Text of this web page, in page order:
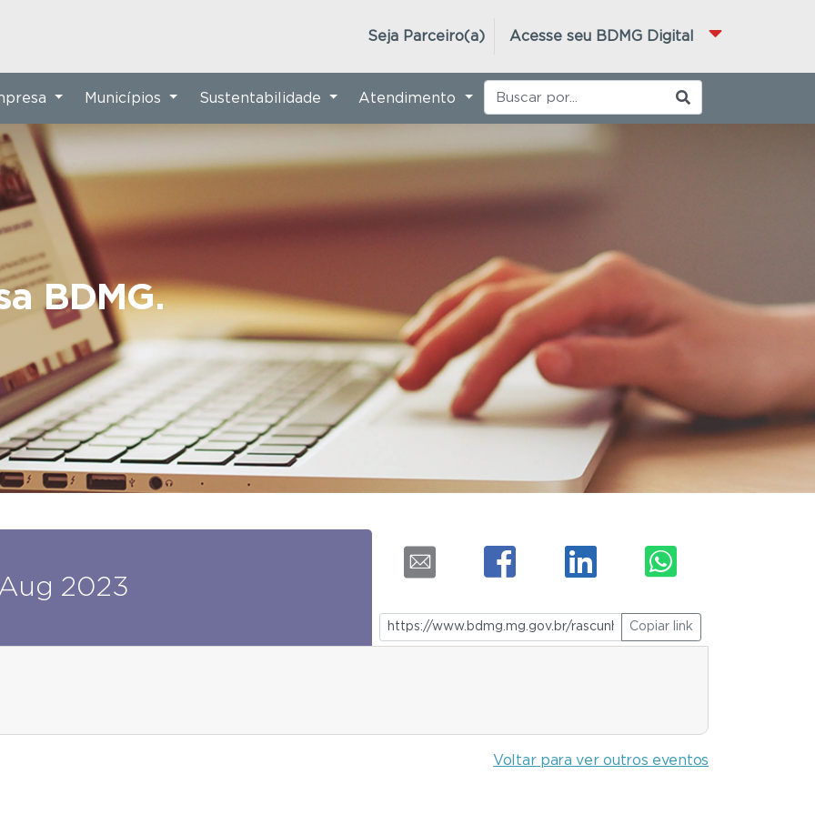
Acesse seu BDMG Digital
Seja Parceiro(a)
BDMG.
Municípios Sustentabilidade Atendimento
2023
Copiar link
Voltar para ver outros eventos